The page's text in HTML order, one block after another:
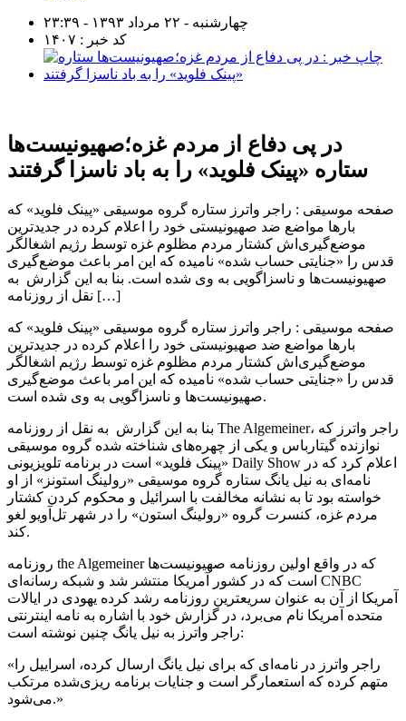
چهارشنبه - ۲۲ مرداد ۱۳۹۳ - ۲۳:۳۹
کد خبر : ۱۴۰۷
در پی دفاع از مردم غزه؛صهیونیست‌ها
ستاره «پینک فلوید» را به باد ناسزا گرفتند
صفحه موسیقی : راجر واترز ستاره گروه موسیقی «پینک فلوید» که
بارها مواضع ضد صهیونیستی خود را اعلام کرده در جدیدترین
موضع‌گیری‌اش کشتار مردم مظلوم غزه توسط رژیم اشغالگر
قدس را «جنایتی حساب شده» نامیده که این امر باعث موضع‌گیری
صهیونیست‌ها و ناسزاگویی به وی شده است. بنا به این گزارش به
نقل از روزنامه […]
صفحه موسیقی : راجر واترز ستاره گروه موسیقی «پینک فلوید» که
بارها مواضع ضد صهیونیستی خود را اعلام کرده در جدیدترین
موضع‌گیری‌اش کشتار مردم مظلوم غزه توسط رژیم اشغالگر
قدس را «جنایتی حساب شده» نامیده که این امر باعث موضع‌گیری
صهیونیست‌ها و ناسزاگویی به وی شده است.
بنا به این گزارش به نقل از روزنامه The Algemeiner، راجر واترز که
نوازنده گیتارباس و یکی از چهره‌های شناخته شده گروه موسیقی
«پینک فلوید» است در برنامه تلویزیونی Daily Show اعلام کرد که در
نامه‌ای به نیل یانگ ستاره گروه موسیقی «رولینگ استونز» از او
خواسته بود تا به نشانه مخالفت با اسرائیل و محکوم کردن کشتار
مردم غزه، کنسرت گروه «رولینگ استون» را در شهر تل‌آویو لغو
کند.
روزنامه the Algemeiner که در واقع اولین روزنامه صهیونیست‌ها
است که در کشور آمریکا منتشر شد و شبکه رسانه‌ای CNBC
آمریکا از آن به عنوان سریعترین روزنامه رشد کرده یهودی در ایالات
متحده آمریکا نام می‌برد، در گزارش خود با اشاره به نامه‌ اینترنتی
راجر واترز به نیل یانگ چنین نوشته است:
«راجر واترز در نامه‌ای که برای نیل یانگ ارسال کرده، اسراییل را
متهم کرده که استعمارگر است و جنایات برنامه ریزی‌‌شده مرتکب
می‌شود.»